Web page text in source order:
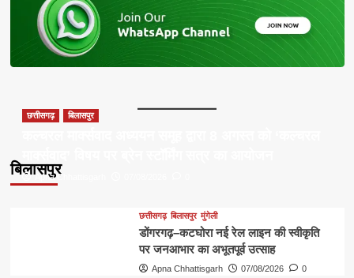
बिलासपुर
छत्तीसगढ़ बिलासपुर
Apna Chhattisgarh
छत्तीसगढ़ बिलासपुर मुंगेली
डोंगरगढ़–कटघोरा नई रेल लाइन की स्वीकृति
पर जनआभार का अभूतपूर्व उत्साह
Apna Chhattisgarh 07/08/2026 0